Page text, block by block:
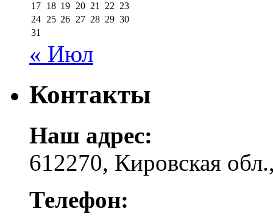
17 18 19 20 21 22 23
24 25 26 27 28 29 30
31
« Июл
Контакты
Наш адрес:
612270, Кировская
Телефон: